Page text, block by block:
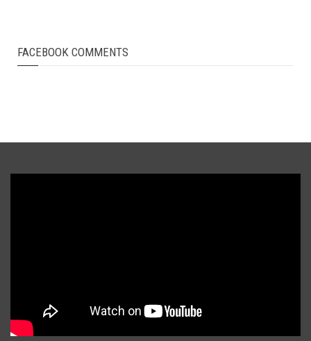
FACEBOOK COMMENTS